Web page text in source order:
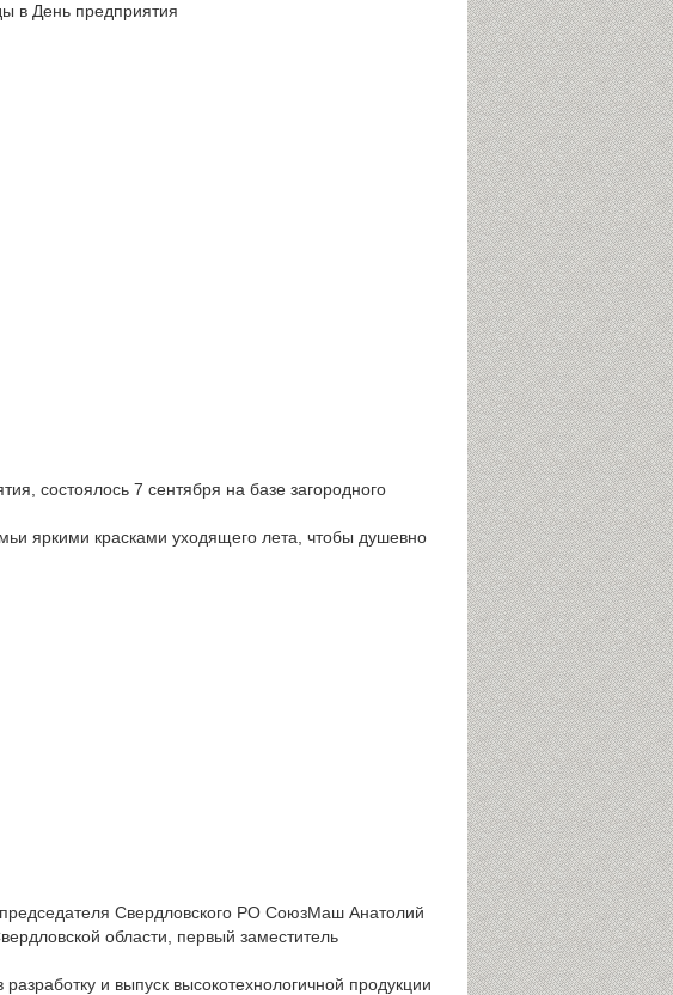
в День предприятия
состоялось 7 сентября на базе загородного
яркими красками уходящего лета, чтобы душевно
Свердловского РО СоюзМаш Анатолий
области, первый заместитель
и выпуск высокотехнологичной продукции